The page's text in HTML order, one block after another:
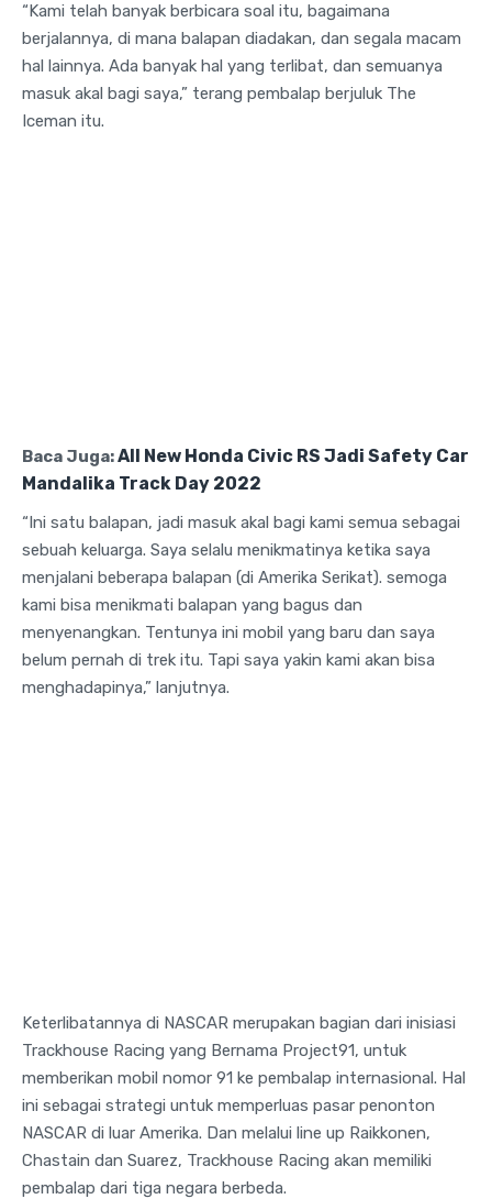
“Kami telah banyak berbicara soal itu, bagaimana
berjalannya, di mana balapan diadakan, dan segala macam
hal lainnya. Ada banyak hal yang terlibat, dan semuanya
masuk akal bagi saya,” terang pembalap berjuluk The
Iceman itu.
Baca Juga:All New Honda Civic RS Jadi Safety Car
Mandalika Track Day 2022
“Ini satu balapan, jadi masuk akal bagi kami semua sebagai
sebuah keluarga. Saya selalu menikmatinya ketika saya
menjalani beberapa balapan (di Amerika Serikat). semoga
kami bisa menikmati balapan yang bagus dan
menyenangkan. Tentunya ini mobil yang baru dan saya
belum pernah di trek itu. Tapi saya yakin kami akan bisa
menghadapinya,” lanjutnya.
Keterlibatannya di NASCAR merupakan bagian dari inisiasi
Trackhouse Racing yang Bernama Project91, untuk
memberikan mobil nomor 91 ke pembalap internasional. Hal
ini sebagai strategi untuk memperluas pasar penonton
NASCAR di luar Amerika. Dan melalui line up Raikkonen,
Chastain dan Suarez, Trackhouse Racing akan memiliki
pembalap dari tiga negara berbeda.